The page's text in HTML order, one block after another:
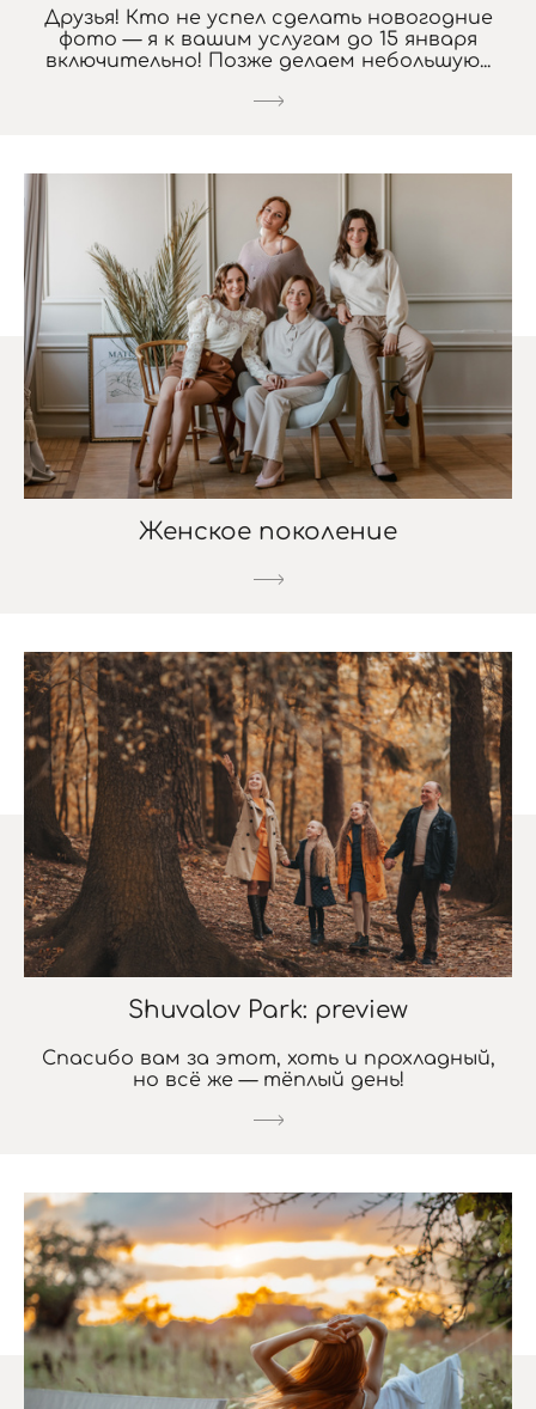
Друзья! Кто не успел сделать новогодние
фото — я к вашим услугам до 15 января
включительно! Позже делаем небольшую...
Женское поколение
Shuvalov Park: preview
Спасибо вам за этот, хоть и прохладный,
но всё же — тёплый день!